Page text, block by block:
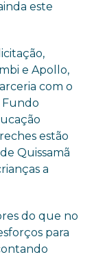
este
e Apollo,
com o
Fundo
estão
Quissamã
a
do que no
para